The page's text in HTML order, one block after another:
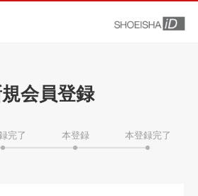
会員登録
完了 本登録 本登録完了